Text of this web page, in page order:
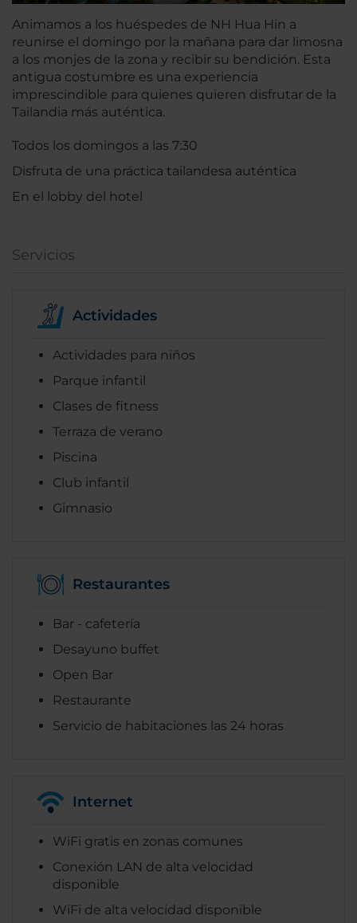
Animamos a los huéspedes de NH Hua Hin a
reunirse el domingo por la mañana para dar limosna
a los monjes de la zona y recibir su bendición. Esta
antigua costumbre es una experiencia
imprescindible para quienes quieren disfrutar de la
Tailandia más auténtica.
Todos los domingos a las 7:30
Disfruta de una práctica tailandesa auténtica
En el lobby del hotel
Servicios
Actividades
Actividades para niños
Parque infantil
Clases de fitness
Terraza de verano
Piscina
Club infantil
Gimnasio
Restaurantes
Bar - cafetería
Desayuno buffet
Open Bar
Restaurante
Servicio de habitaciones las 24 horas
Internet
WiFi gratis en zonas comunes
Conexión LAN de alta velocidad
disponible
WiFi de alta velocidad disponible